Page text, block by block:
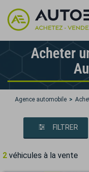
Acheter
Agence automobile
FILTRER
2 véhicules à la vente